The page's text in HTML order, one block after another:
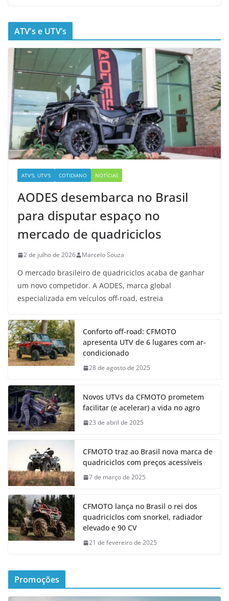
ATV’s e UTV’s
ATV'S, UTV'S COTIDIANO NOTÍCIAS
AODES desembarca no Brasil
para disputar espaço no
mercado de quadriciclos
2 de julho de 2026 Marcelo Souza
O mercado brasileiro de quadriciclos acaba de ganhar
um novo competidor. A AODES, marca global
especializada em veículos off-road, estreia
Conforto off-road: CFMOTO
apresenta UTV de 6 lugares com ar-
condicionado
28 de agosto de 2025
Novos UTVs da CFMOTO prometem
facilitar (e acelerar) a vida no agro
23 de abril de 2025
CFMOTO traz ao Brasil nova marca de
quadriciclos com preços acessíveis
7 de março de 2025
CFMOTO lança no Brasil o rei dos
quadriciclos com snorkel, radiador
elevado e 90 CV
21 de fevereiro de 2025
Promoções